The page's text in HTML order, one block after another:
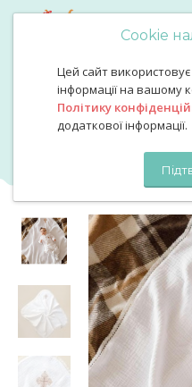
Cookie
Цей сайт використовує
інформації на вашому
Політику
додаткової інформації.
Одяг для
Комплект на виписку та
Мусліновий набір для
Мусліновий